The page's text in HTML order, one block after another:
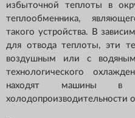
избыточной теплоты в
теплообменника,
такого устройства. В
для отвода теплоты, эти
воздушным или с
технологического
находят машины в
холодопроизводительности